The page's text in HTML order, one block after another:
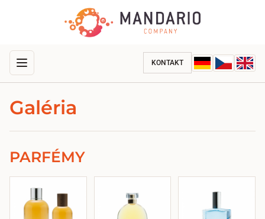
KONTAKT
Galéria
PARFÉMY